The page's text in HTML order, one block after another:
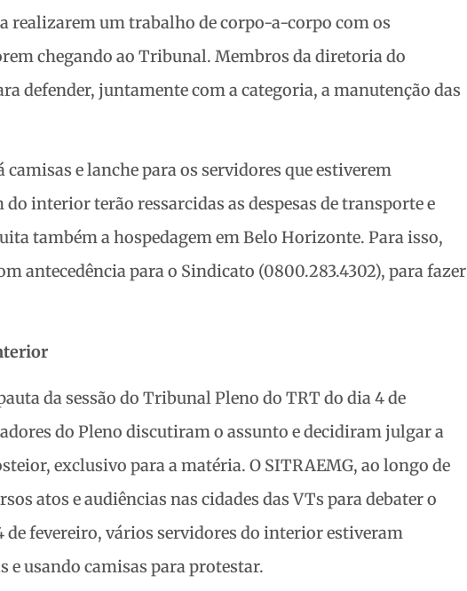
realizarem um trabalho de corpo-a-corpo com os
chegando ao Tribunal. Membros da diretoria do
defender, juntamente com a categoria, a manutenção das
e lanche para os servidores que estiverem
do interior terão ressarcidas as despesas de transporte e
também a hospedagem em Belo Horizonte. Para isso,
antecedência para o Sindicato (0800.283.4302), para fazer
da sessão do Tribunal Pleno do TRT do dia 4 de
do Pleno discutiram o assunto e decidiram julgar a
exclusivo para a matéria. O SITRAEMG, ao longo de
atos e audiências nas cidades das VTs para debater o
de fevereiro, vários servidores do interior estiveram
e usando camisas para protestar.